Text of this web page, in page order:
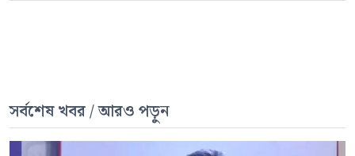
সর্বশেষ খবর / আরও পড়ুন